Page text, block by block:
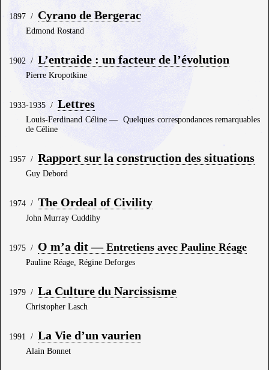
1897 / Cyrano de Bergerac
Edmond Rostand
1902 / L’entraide : un facteur de l’évolution
Pierre Kropotkine
1933-1935 / Lettres
Louis-Ferdinand Céline— Quelques correspondances remarquables
de Céline
1957 / Rapport sur la construction des situations
Guy Debord
1974 / The Ordeal of Civility
John Murray Cuddihy
1975 / O m’a dit — Entretiens avec Pauline Réage
Pauline Réage, Régine Deforges
1979 / La Culture du Narcissisme
Christopher Lasch
1991 / La Vie d’un vaurien
Alain Bonnet